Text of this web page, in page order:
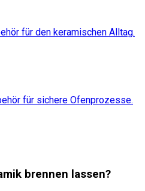
für den keramischen Alltag.
für sichere Ofenprozesse.
brennen lassen?